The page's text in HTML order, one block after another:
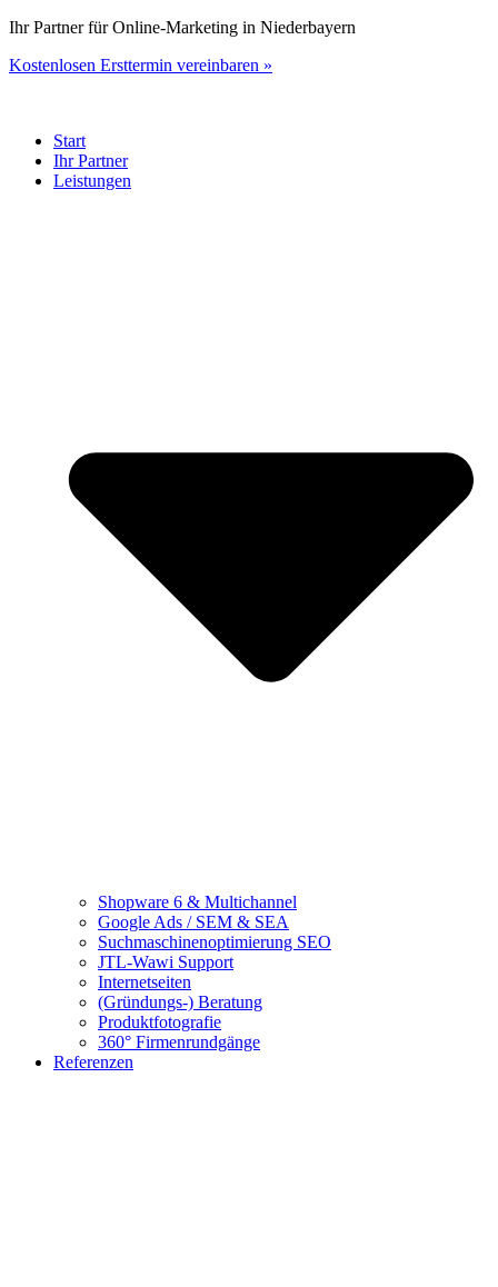
Zum
springen
Ihr Partner für Online-Marketing in Niederbayern
Kostenlosen Ersttermin vereinbaren »
Start
Ihr Partner
Leistungen
Shopware 6 & Multichannel
Google Ads / SEM & SEA
Suchmaschinenoptimierung SEO
JTL-Wawi Support
Internetseiten
(Gründungs-) Beratung
Produktfotografie
360° Firmenrundgänge
Referenzen